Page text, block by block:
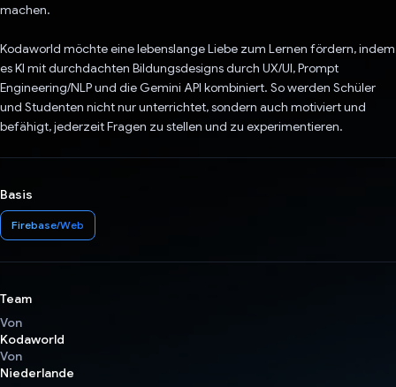
machen.
Kodaworld möchte eine lebenslange Liebe zum Lernen fördern, indem
es KI mit durchdachten Bildungsdesigns durch UX/UI, Prompt
Engineering/NLP und die Gemini API kombiniert. So werden Schüler
und Studenten nicht nur unterrichtet, sondern auch motiviert und
befähigt, jederzeit Fragen zu stellen und zu experimentieren.
Basis
Firebase/Web
Team
Von
Kodaworld
Von
Niederlande